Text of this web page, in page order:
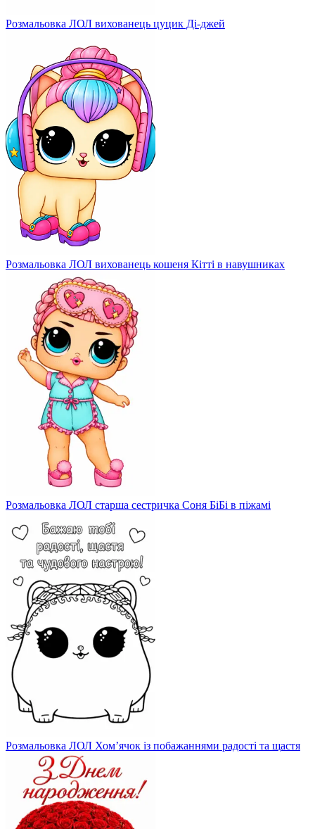
Розмальовка ЛОЛ вихованець цуцик Ді-джей
Розмальовка ЛОЛ вихованець кошеня Кітті в навушниках
Розмальовка ЛОЛ старша сестричка Соня БіБі в піжамі
Розмальовка ЛОЛ Хом’ячок із побажаннями радості та щастя